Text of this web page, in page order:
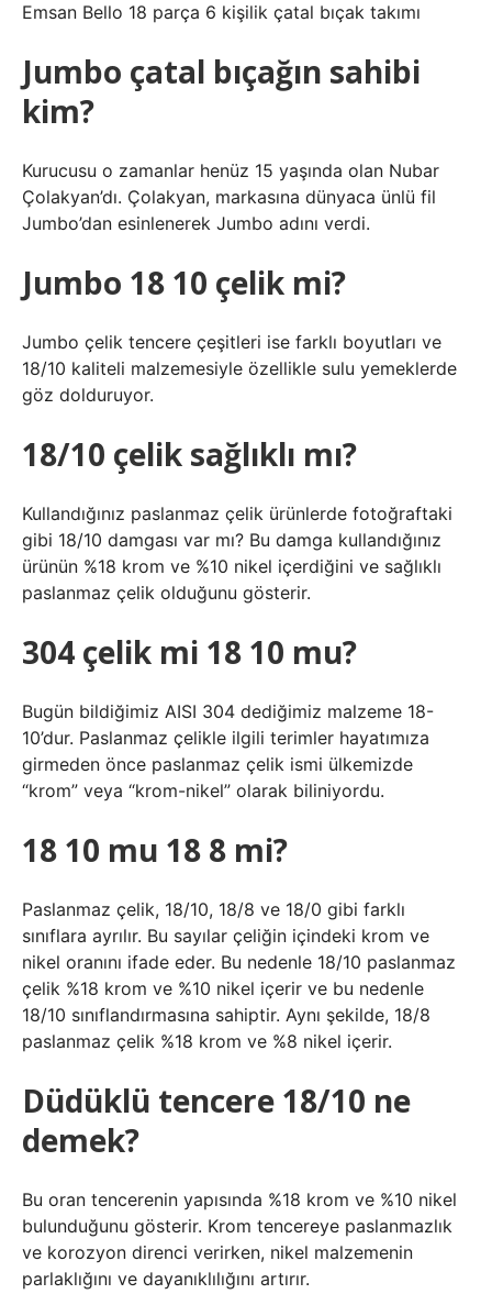
Emsan Bello 18 parça 6 kişilik çatal bıçak takımı
Jumbo çatal bıçağın sahibi
kim?
Kurucusu o zamanlar henüz 15 yaşında olan Nubar
Çolakyan’dı. Çolakyan, markasına dünyaca ünlü fil
Jumbo’dan esinlenerek Jumbo adını verdi.
Jumbo 18 10 çelik mi?
Jumbo çelik tencere çeşitleri ise farklı boyutları ve
18/10 kaliteli malzemesiyle özellikle sulu yemeklerde
göz dolduruyor.
18/10 çelik sağlıklı mı?
Kullandığınız paslanmaz çelik ürünlerde fotoğraftaki
gibi 18/10 damgası var mı? Bu damga kullandığınız
ürünün %18 krom ve %10 nikel içerdiğini ve sağlıklı
paslanmaz çelik olduğunu gösterir.
304 çelik mi 18 10 mu?
Bugün bildiğimiz AISI 304 dediğimiz malzeme 18-
10’dur. Paslanmaz çelikle ilgili terimler hayatımıza
girmeden önce paslanmaz çelik ismi ülkemizde
“krom” veya “krom-nikel” olarak biliniyordu.
18 10 mu 18 8 mi?
Paslanmaz çelik, 18/10, 18/8 ve 18/0 gibi farklı
sınıflara ayrılır. Bu sayılar çeliğin içindeki krom ve
nikel oranını ifade eder. Bu nedenle 18/10 paslanmaz
çelik %18 krom ve %10 nikel içerir ve bu nedenle
18/10 sınıflandırmasına sahiptir. Aynı şekilde, 18/8
paslanmaz çelik %18 krom ve %8 nikel içerir.
Düdüklü tencere 18/10 ne
demek?
Bu oran tencerenin yapısında %18 krom ve %10 nikel
bulunduğunu gösterir. Krom tencereye paslanmazlık
ve korozyon direnci verirken, nikel malzemenin
parlaklığını ve dayanıklılığını artırır.